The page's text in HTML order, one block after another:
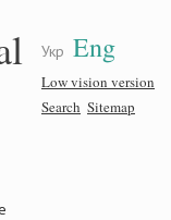
Укр Eng
Low vision version
Search Sitemap